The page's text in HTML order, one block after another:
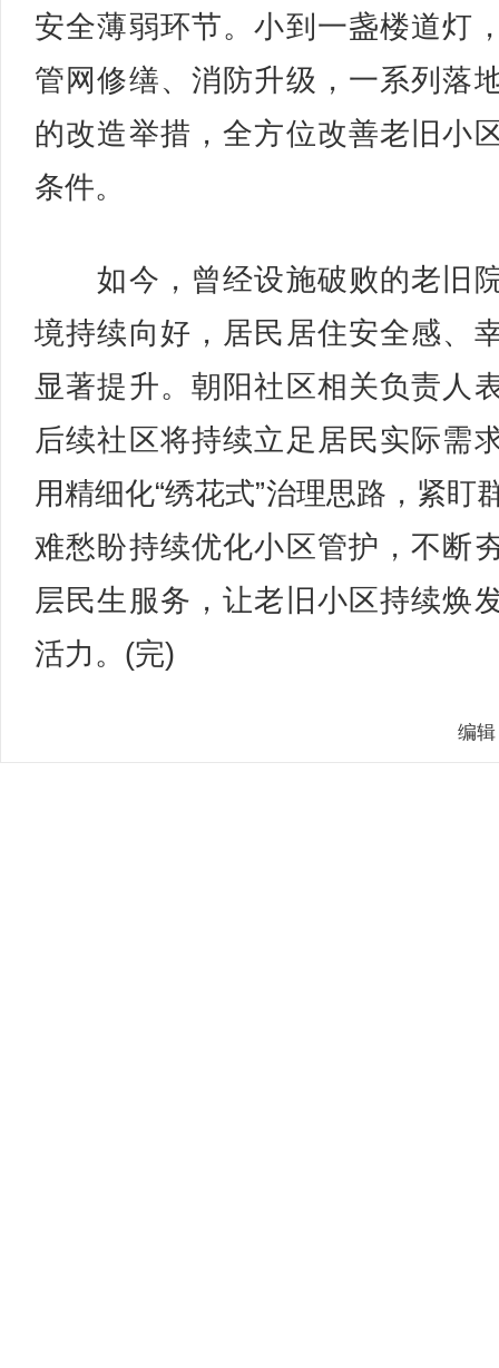
安全薄弱环节。小到一盏楼道灯
管网修缮、消防升级，一系列落
的改造举措，全方位改善老旧小
条件。
如今，曾经设施破败的老旧
境持续向好，居民居住安全感、
显著提升。朝阳社区相关负责人
后续社区将持续立足居民实际需
用精细化“绣花式”治理思路，紧盯
难愁盼持续优化小区管护，不断
层民生服务，让老旧小区持续焕
活力。(完)
编